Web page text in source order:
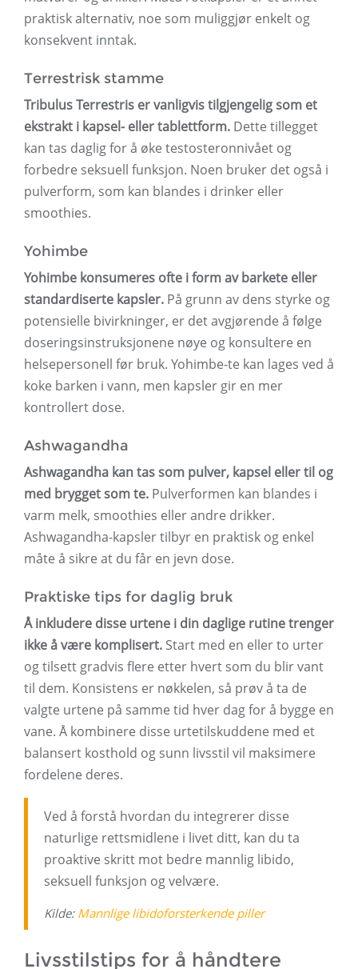
praktisk alternativ, noe som muliggjør enkelt og
konsekvent inntak.
Terrestrisk stamme
Tribulus Terrestris er vanligvis tilgjengelig som et
ekstrakt i kapsel- eller tablettform. Dette tillegget
kan tas daglig for å øke testosteronnivået og
forbedre seksuell funksjon. Noen bruker det også i
pulverform, som kan blandes i drinker eller
smoothies.
Yohimbe
Yohimbe konsumeres ofte i form av barkete eller
standardiserte kapsler. På grunn av dens styrke og
potensielle bivirkninger, er det avgjørende å følge
doseringsinstruksjonene nøye og konsultere en
helsepersonell før bruk. Yohimbe-te kan lages ved å
koke barken i vann, men kapsler gir en mer
kontrollert dose.
Ashwagandha
Ashwagandha kan tas som pulver, kapsel eller til og
med brygget som te. Pulverformen kan blandes i
varm melk, smoothies eller andre drikker.
Ashwagandha-kapsler tilbyr en praktisk og enkel
måte å sikre at du får en jevn dose.
Praktiske tips for daglig bruk
Å inkludere disse urtene i din daglige rutine trenger
ikke å være komplisert. Start med en eller to urter
og tilsett gradvis flere etter hvert som du blir vant
til dem. Konsistens er nøkkelen, så prøv å ta de
valgte urtene på samme tid hver dag for å bygge en
vane. Å kombinere disse urtetilskuddene med et
balansert kosthold og sunn livsstil vil maksimere
fordelene deres.
Ved å forstå hvordan du integrerer disse
naturlige rettsmidlene i livet ditt, kan du ta
proaktive skritt mot bedre mannlig libido,
seksuell funksjon og velvære.
Kilde: Mannlige libidoforsterkende piller
Livsstilstips for å håndtere